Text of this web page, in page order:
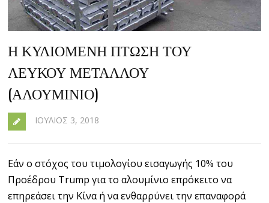
Η ΚΥΛΙΌΜΕΝΗ ΠΤΏΣΗ ΤΟΥ
ΛΕΥΚΟΎ ΜΕΤΆΛΛΟΥ
(ΑΛΟΥΜΊΝΙΟ)
ΙΟΎΛΙΟΣ 3, 2018
Εάν ο στόχος του τιμολογίου εισαγωγής 10% του
Προέδρου Trump για το αλουμίνιο επρόκειτο να
επηρεάσει την Κίνα ή να ενθαρρύνει την επαναφορά